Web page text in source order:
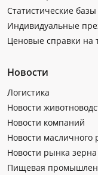
Статистические
Индивидуальные
Ценовые справки на
Новости
Логистика
Новости
Новости компаний
Новости масличного
Новости рынка зерна
Пищевая